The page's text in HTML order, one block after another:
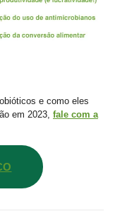
e como eles
em 2023, fale com a